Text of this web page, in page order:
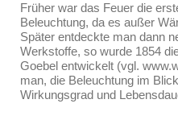
Früher war das Feuer die
Beleuchtung, da es außer
Später entdeckte man dann
Werkstoffe, so wurde 1854
Goebel entwickelt (vgl.
man, die Beleuchtung im
Wirkungsgrad und